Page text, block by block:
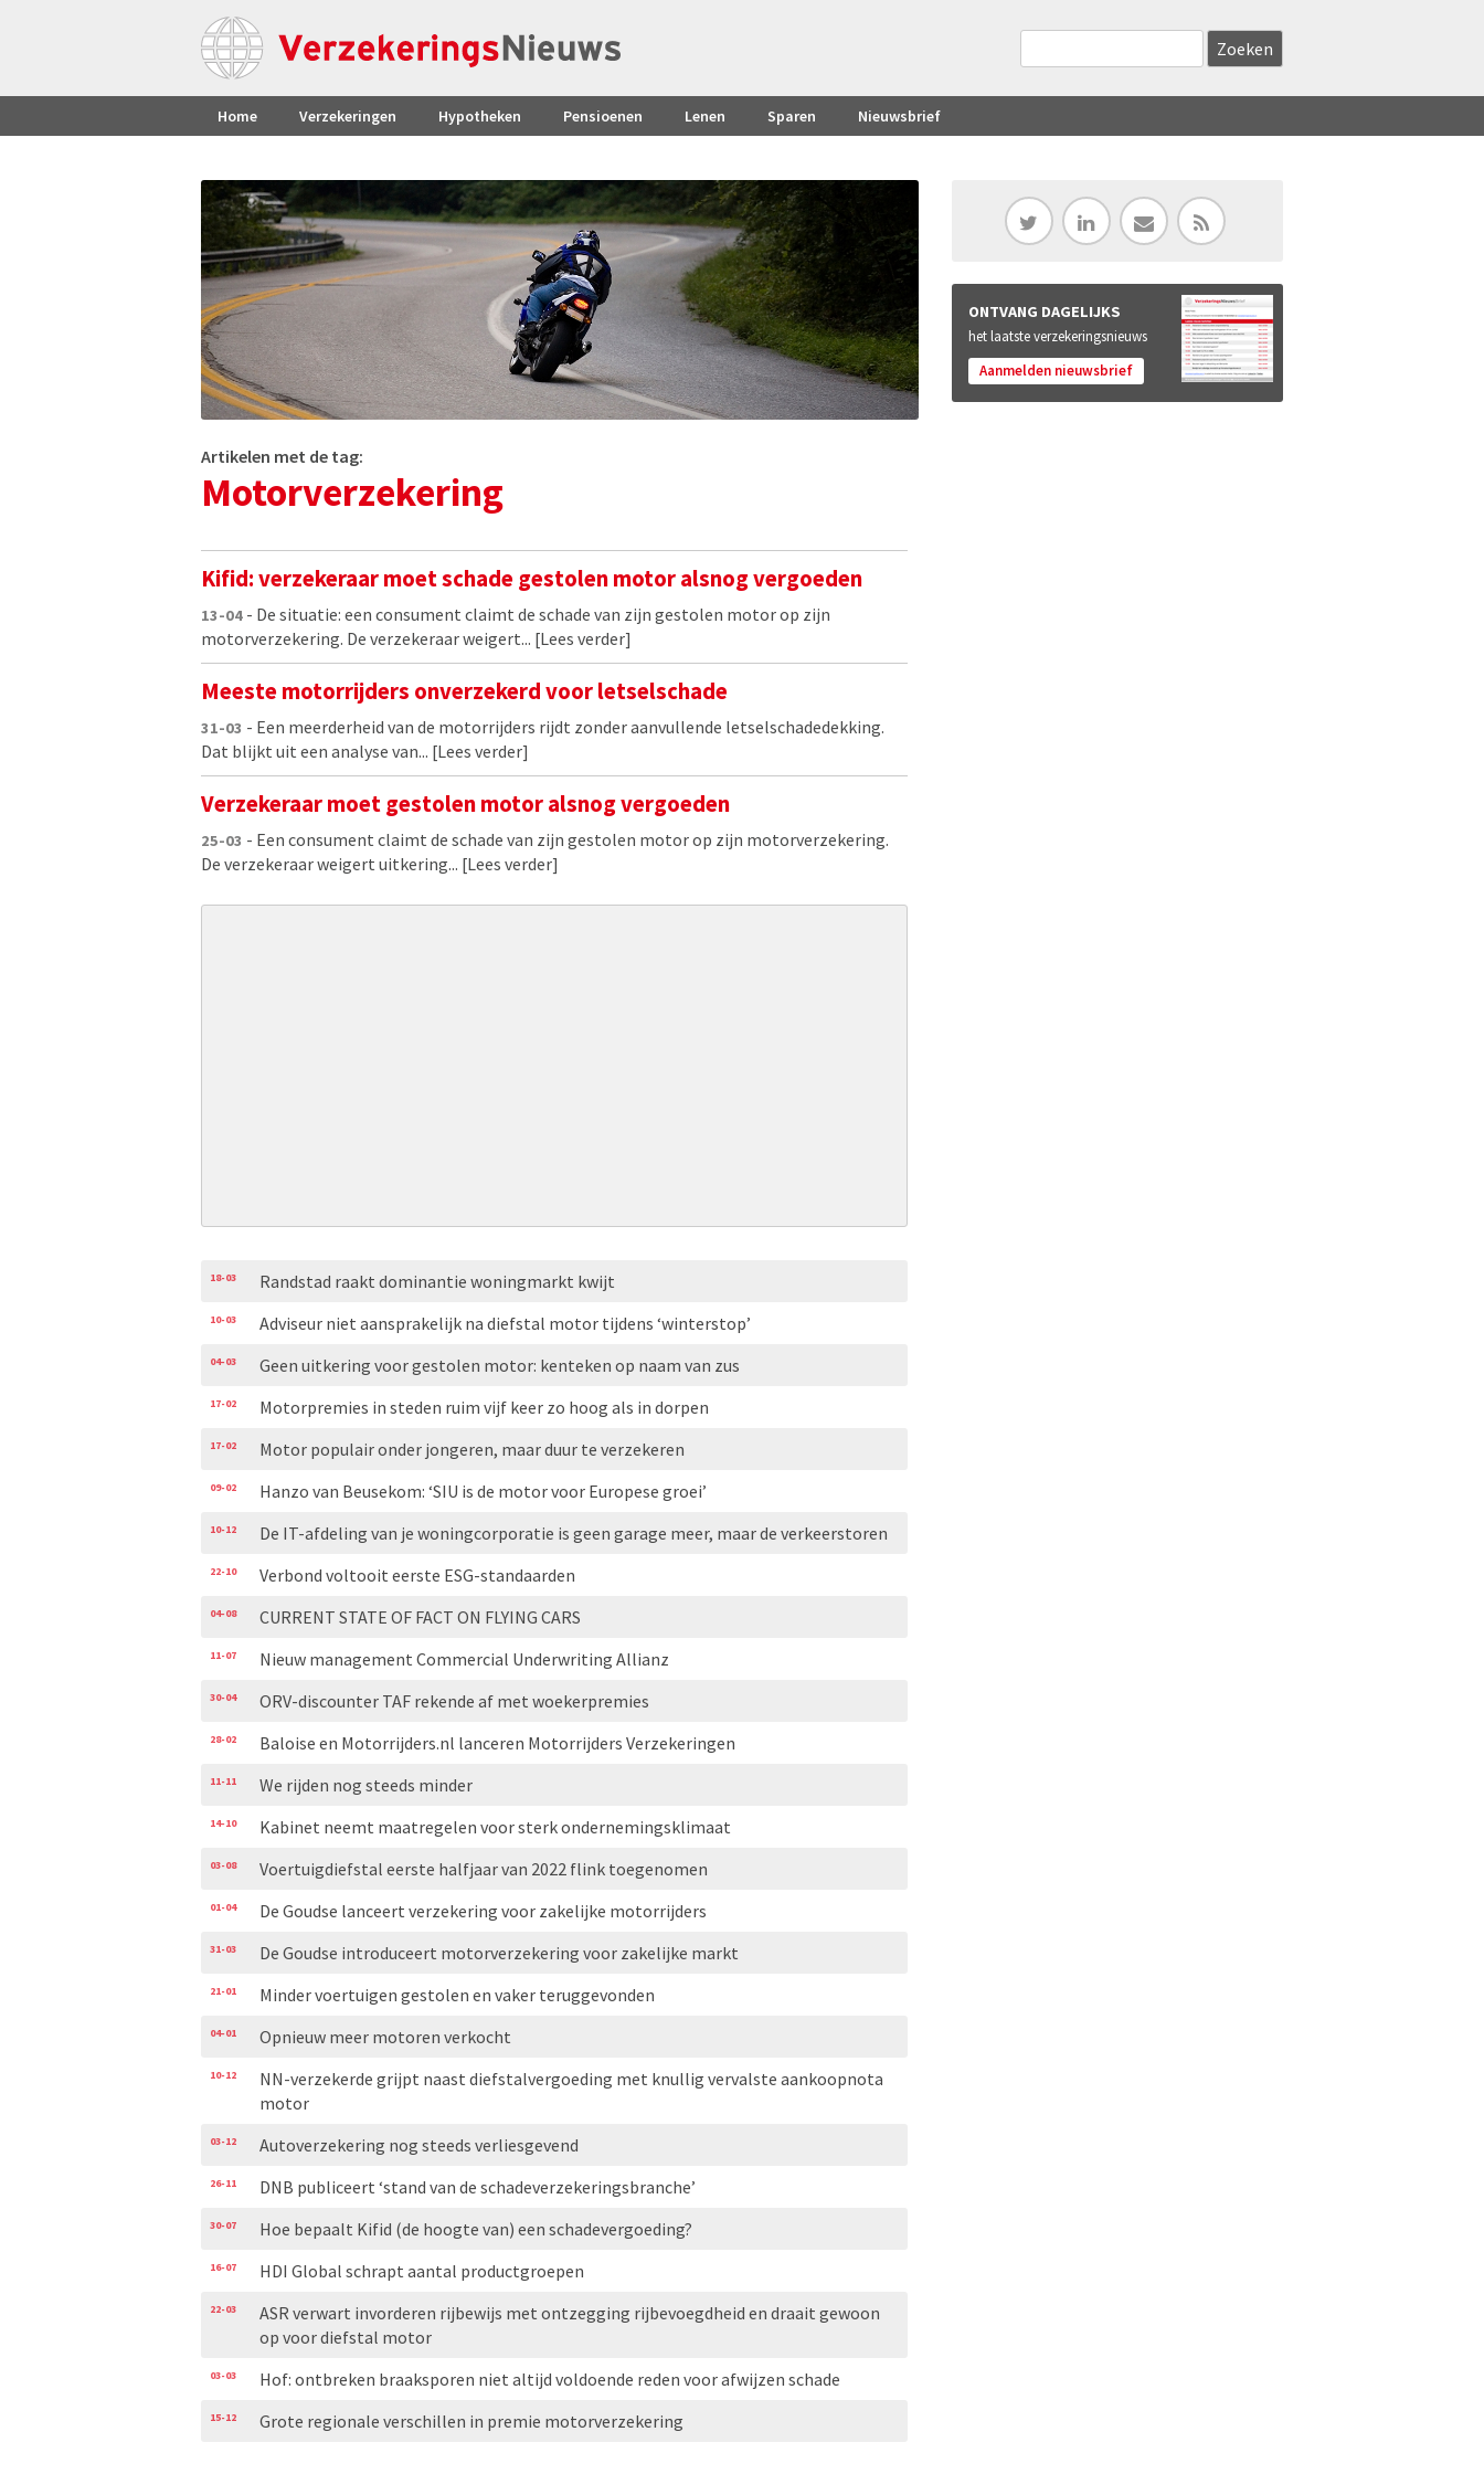
Home Verzekeringen Hypotheken Pensioenen Lenen Sparen Nieuwsbrief
Artikelen met de tag:
Motorverzekering
Kifid: verzekeraar moet schade gestolen motor alsnog vergoeden
13-04 - De situatie: een consument claimt de schade van zijn gestolen motor op zijn
motorverzekering. De verzekeraar weigert... [Lees verder]
Meeste motorrijders onverzekerd voor letselschade
31-03 - Een meerderheid van de motorrijders rijdt zonder aanvullende letselschadedekking.
Dat blijkt uit een analyse van... [Lees verder]
Verzekeraar moet gestolen motor alsnog vergoeden
25-03 - Een consument claimt de schade van zijn gestolen motor op zijn motorverzekering.
De verzekeraar weigert uitkering... [Lees verder]
18-03 Randstad raakt dominantie woningmarkt kwijt
10-03 Adviseur niet aansprakelijk na diefstal motor tijdens ‘winterstop’
04-03 Geen uitkering voor gestolen motor: kenteken op naam van zus
17-02 Motorpremies in steden ruim vijf keer zo hoog als in dorpen
17-02 Motor populair onder jongeren, maar duur te verzekeren
09-02 Hanzo van Beusekom: ‘SIU is de motor voor Europese groei’
10-12 De IT-afdeling van je woningcorporatie is geen garage meer, maar de verkeerstoren
22-10 Verbond voltooit eerste ESG-standaarden
04-08 CURRENT STATE OF FACT ON FLYING CARS
11-07 Nieuw management Commercial Underwriting Allianz
30-04 ORV-discounter TAF rekende af met woekerpremies
28-02 Baloise en Motorrijders.nl lanceren Motorrijders Verzekeringen
11-11 We rijden nog steeds minder
14-10 Kabinet neemt maatregelen voor sterk ondernemingsklimaat
03-08 Voertuigdiefstal eerste halfjaar van 2022 flink toegenomen
01-04 De Goudse lanceert verzekering voor zakelijke motorrijders
31-03 De Goudse introduceert motorverzekering voor zakelijke markt
21-01 Minder voertuigen gestolen en vaker teruggevonden
04-01 Opnieuw meer motoren verkocht
10-12
NN-verzekerde grijpt naast diefstalvergoeding met knullig vervalste aankoopnota
motor
03-12 Autoverzekering nog steeds verliesgevend
26-11 DNB publiceert ‘stand van de schadeverzekeringsbranche’
30-07 Hoe bepaalt Kifid (de hoogte van) een schadevergoeding?
16-07 HDI Global schrapt aantal productgroepen
22-03
ASR verwart invorderen rijbewijs met ontzegging rijbevoegdheid en draait gewoon
op voor diefstal motor
03-03 Hof: ontbreken braaksporen niet altijd voldoende reden voor afwijzen schade
15-12 Grote regionale verschillen in premie motorverzekering
ONTVANG DAGELIJKS
het laatste verzekeringsnieuws
Aanmelden nieuwsbrief